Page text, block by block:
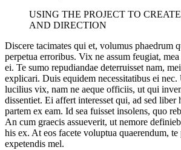
USING THE PROJECT TO
AND DIRECTION
Discere tacimates qui et, volumus phaedrum
perpetua erroribus. Vix ne assum feugiat,
ei. Te sumo repudiandae deterruisset nam,
explicari. Duis equidem necessitatibus ei nec.
lucilius vix, nam ne aeque officiis, ut qui
dissentiet. Ei affert interesset qui, ad sed liber
partem ex eam. Id sea fuisset insolens, quo
An cum graecis assueverit, ut nemore
his ex. At eos facete voluptua quaerendum,
expetendis mel.